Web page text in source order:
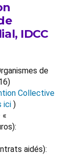
IDCC
de
Collective
ici )
«
aidés):